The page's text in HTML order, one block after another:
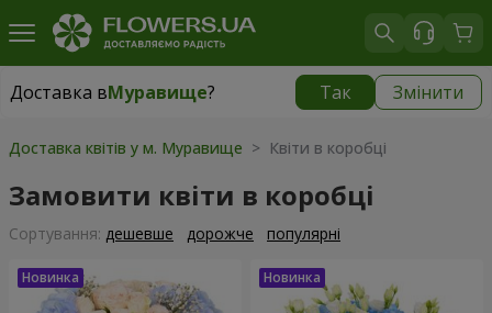
Доставка вМуравище? Так Змінити
Доставка вМуравище|
Доставка квітів у м. Муравище > Квіти в коробці
Замовити квіти в коробці
Сортування: дешевше дорожче популярні